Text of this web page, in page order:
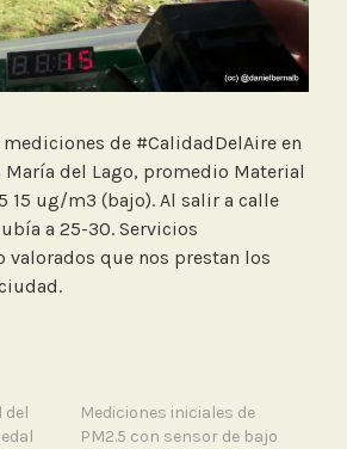
de #CalidadDelAire en
María del Lago, promedio Material
15 ug/m3 (bajo). Al salir a calle
a 25-30. Servicios
valorados que nos prestan los
del
Mediciones iniciales de
PM2.5 con sensor de bajo